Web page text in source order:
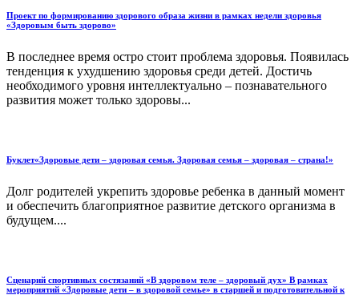
Проект по формированию здорового образа жизни в рамках недели здоровья
«Здоровым быть здорово»
В последнее время остро стоит проблема здоровья. Появилась
тенденция к ухудшению здоровья среди детей. Достичь
необходимого уровня интеллектуально – познавательного
развития может только здоровы...
Буклет«Здоровые дети – здоровая семья. Здоровая семья – здоровая – страна!»
Долг родителей укрепить здоровье ребенка в данный момент
и обеспечить благоприятное развитие детского организма в
будущем....
Сценарий спортивных состязаний «В здоровом теле – здоровый дух» В рамках
мероприятий «Здоровые дети – в здоровой семье» в старшей и подготовительной к